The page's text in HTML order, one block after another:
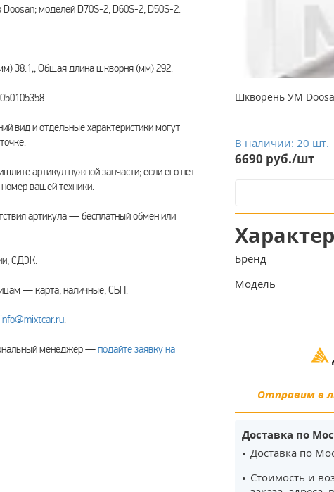
Doosan; моделей D70S-2, D60S-2, D50S-2.
38.1;; Общая длина шкворня (мм) 292.
вид и отдельные характеристики могут
артикул нужной запчасти; если его нет
вашей техники.
артикула — бесплатный обмен или
СДЭК.
— карта, наличные, СБП.
info@mixtcar.ru.
менеджер —подайте заявку на
Шкворень УМ
В наличии: 20 шт.
6690 руб./шт
Бренд
Модель
Отправим в
Доставка по
Доставка по
Стоимость и